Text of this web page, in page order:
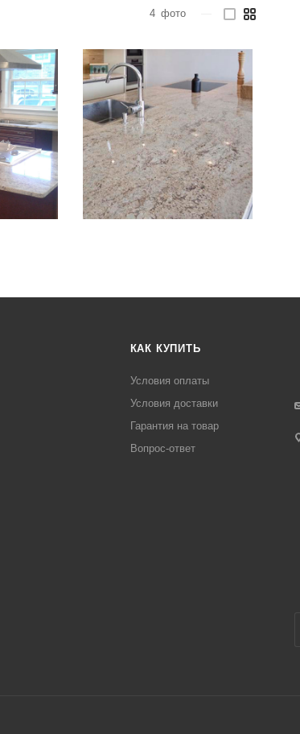
4 фото
КАК КУПИТЬ
Условия оплаты
Условия доставки
Гарантия на товар
Вопрос-ответ